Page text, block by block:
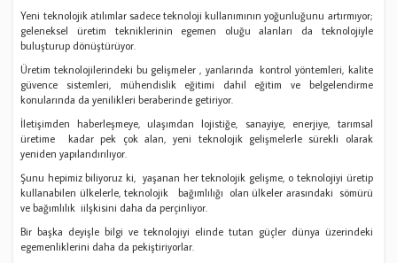
Yeni teknolojik atılımlar sadece teknoloji kullanımının yoğunluğunu artırmıyor;
geleneksel üretim tekniklerinin egemen oluğu alanları da teknolojiyle
buluşturup dönüştürüyor.
Üretim teknolojilerindeki bu gelişmeler , yanlarında kontrol yöntemleri, kalite
güvence sistemleri, mühendislik eğitimi dahil eğitim ve belgelendirme
konularında da yenilikleri beraberinde getiriyor.
İletişimden haberleşmeye, ulaşımdan lojistiğe, sanayiye, enerjiye, tarımsal
üretime kadar pek çok alan, yeni teknolojik gelişmelerle sürekli olarak
yeniden yapılandırılıyor.
Şunu hepimiz biliyoruz ki, yaşanan her teknolojik gelişme, o teknolojiyi üretip
kullanabilen ülkelerle, teknolojik bağımlılığı olan ülkeler arasındaki sömürü
ve bağımlılık iilşkisini daha da perçinliyor.
Bir başka deyişle bilgi ve teknolojiyi elinde tutan güçler dünya üzerindeki
egemenliklerini daha da pekiştiriyorlar.